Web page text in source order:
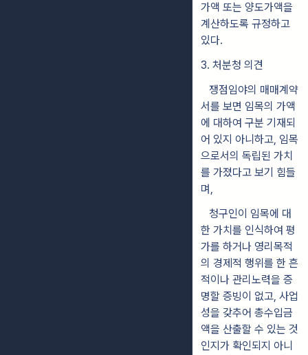
가액 또는 양도가액을
계산하도록 규정하고
있다.
3. 처분청 의견
쟁점임야의 매매계약
서를 보면 임목의 가액
에 대하여 구분 기재되
어 있지 아니하고, 임목
으로서의 독립된 가치
를 가졌다고 보기 힘들
며,
청구인이 임목에 대
한 가치를 인식하여 평
가를 하거나 영리목적
의 경제적 행위를 한 흔
적이나 관리노력을 증
명할 증빙이 없고, 사업
성을 갖추어 총수입금
액을 산출할 수 있는 것
인지가 확인되지 아니